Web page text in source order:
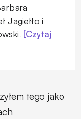
Jagiełło i
[Czytaj
tego jako